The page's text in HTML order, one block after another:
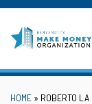
Skip
content
HOME » ROBERTO LA